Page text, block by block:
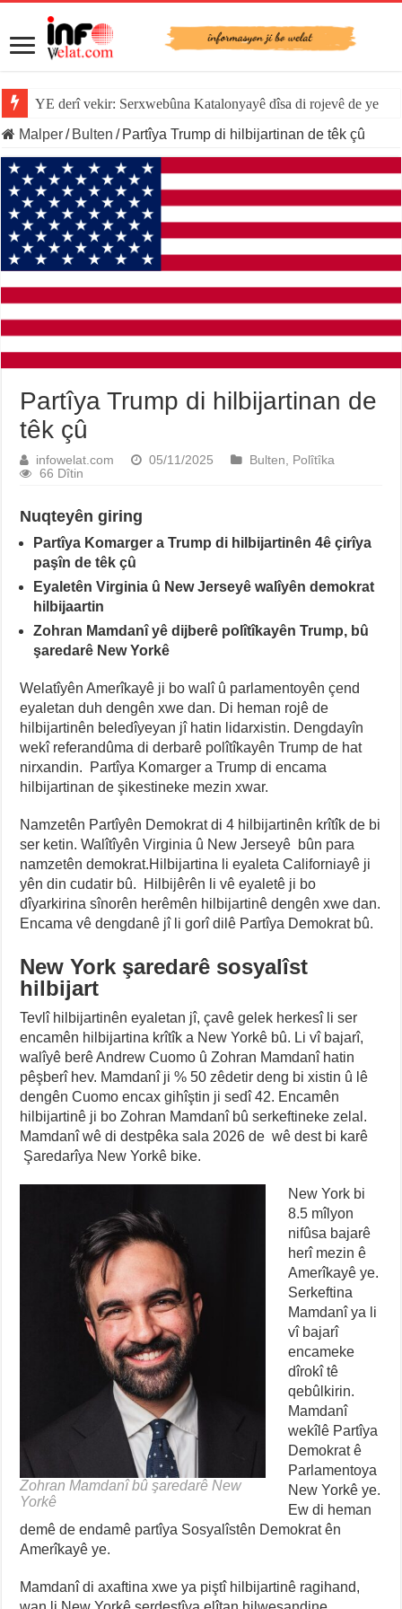
YE derî vekir: Serxwebûna Katalonyayê dîsa di rojevê de ye
Malper/ Bulten / Partîya Trump di hilbijartinan de têk çû
Partîya Trump di hilbijartinan de
têk çû
infowelat.com 05/11/2025 Bulten
Polîtîka
66 Dîtin
Nuqteyên giring
Partîya Komarger a Trump di hilbijartinên 4ê çirîya
paşîn de têk çû
Eyaletên Virginia û New Jerseyê walîyên demokrat
hilbijaartin
Zohran Mamdanî yê dijberê polîtîkayên Trump, bû
şaredarê New Yorkê
Welatîyên Amerîkayê ji bo walî û parlamentoyên çend
eyaletan duh dengên xwe dan. Di heman rojê de
hilbijartinên beledîyeyan jî hatin lidarxistin. Dengdayîn
wekî referandûma di derbarê polîtîkayên Trump de hat
nirxandin. Partîya Komarger a Trump di encama
hilbijartinan de şikestineke mezin xwar.
Namzetên Partîyên Demokrat di 4 hilbijartinên krîtîk de bi
ser ketin. Walîtîyên Virginia û New Jerseyê bûn para
namzetên demokrat.Hilbijartina li eyaleta Californiayê ji
yên din cudatir bû. Hilbijêrên li vê eyaletê ji bo
dîyarkirina sînorên herêmên hilbijartinê dengên xwe dan.
Encama vê dengdanê jî li gorî dilê Partîya Demokrat bû.
New York şaredarê sosyalîst
hilbijart
Tevlî hilbijartinên eyaletan jî, çavê gelek herkesî li ser
encamên hilbijartina krîtîk a New Yorkê bû. Li vî bajarî,
walîyê berê Andrew Cuomo û Zohran Mamdanî hatin
pêşberî hev. Mamdanî ji % 50 zêdetir deng bi xistin û lê
dengên Cuomo encax gihîştin ji sedî 42. Encamên
hilbijartinê ji bo Zohran Mamdanî bû serkeftineke zelal.
Mamdanî wê di destpêka sala 2026 de wê dest bi karê
Şaredarîya New Yorkê bike.
Zohran Mamdanî bû şaredarê New
Yorkê
New York bi
8.5 mîlyon
nifûsa bajarê
herî mezin ê
Amerîkayê ye.
Serkeftina
Mamdanî ya li
vî bajarî
encameke
dîrokî tê
qebûlkirin.
Mamdanî
wekîlê Partîya
Demokrat ê
Parlamentoya
New Yorkê ye.
Ew di heman
demê de endamê partîya Sosyalîstên Demokrat ên
Amerîkayê ye.
Mamdanî di axaftina xwe ya piştî hilbijartinê ragihand,